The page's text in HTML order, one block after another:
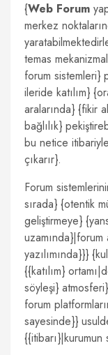
{Web Forum
merkez
temas
forum sistemleri}
ileride katılım}
aralarında} {fikir
bağlılık}
bu netice
çıkarır}.
Forum
sırada} {otentik
geliştirmeye}
yazılımında}}}
{{katılım}
söyleşi}
forum
sayesinde}}
{{itibarı}|kurumun